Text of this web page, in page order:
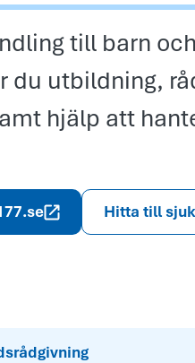
till barn
du utbildning,
hjälp att
Hitta till